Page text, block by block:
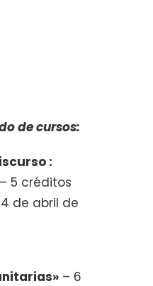
de cursos:
:
– 5 créditos
de abril de
– 6